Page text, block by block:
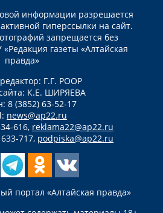
информации разрешается
гиперссылки на сайт.
запрещается без
газеты «Алтайская
правда»
Г.Г. РООР
К.Е. ШИРЯЕВА
8 (3852) 63-52-17
news@ap22.ru
616, reklama22@ap22.ru
717, podpiska@ap22.ru
портал «Алтайская правда»